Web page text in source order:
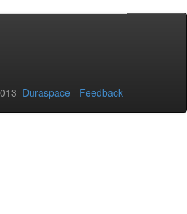
Duraspace - Feedback